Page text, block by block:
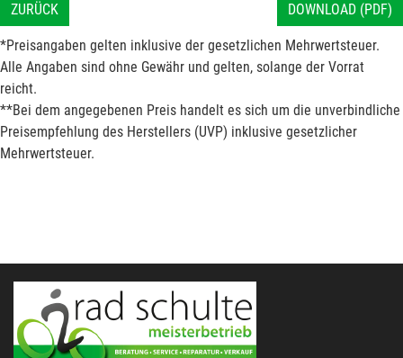
ZURÜCK DOWNLOAD (PDF)
*Preisangaben gelten inklusive der gesetzlichen Mehrwertsteuer.
Alle Angaben sind ohne Gewähr und gelten, solange der Vorrat
reicht.
**Bei dem angegebenen Preis handelt es sich um die unverbindliche
Preisempfehlung des Herstellers (UVP) inklusive gesetzlicher
Mehrwertsteuer.